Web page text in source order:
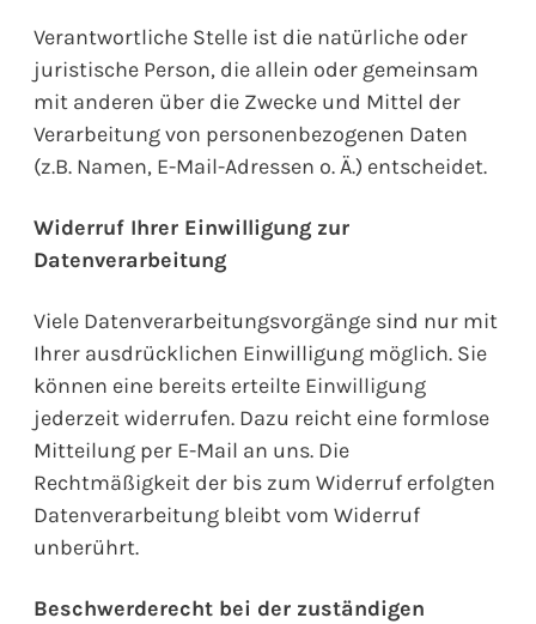
Verantwortliche Stelle ist die natürliche oder
juristische Person, die allein oder gemeinsam
mit anderen über die Zwecke und Mittel der
Verarbeitung von personenbezogenen Daten
(z.B. Namen, E-Mail-Adressen o. Ä.) entscheidet.
Widerruf Ihrer Einwilligung zur
Datenverarbeitung
Viele Datenverarbeitungsvorgänge sind nur mit
Ihrer ausdrücklichen Einwilligung möglich. Sie
können eine bereits erteilte Einwilligung
jederzeit widerrufen. Dazu reicht eine formlose
Mitteilung per E-Mail an uns. Die
Rechtmäßigkeit der bis zum Widerruf erfolgten
Datenverarbeitung bleibt vom Widerruf
unberührt.
Beschwerderecht bei der zuständigen